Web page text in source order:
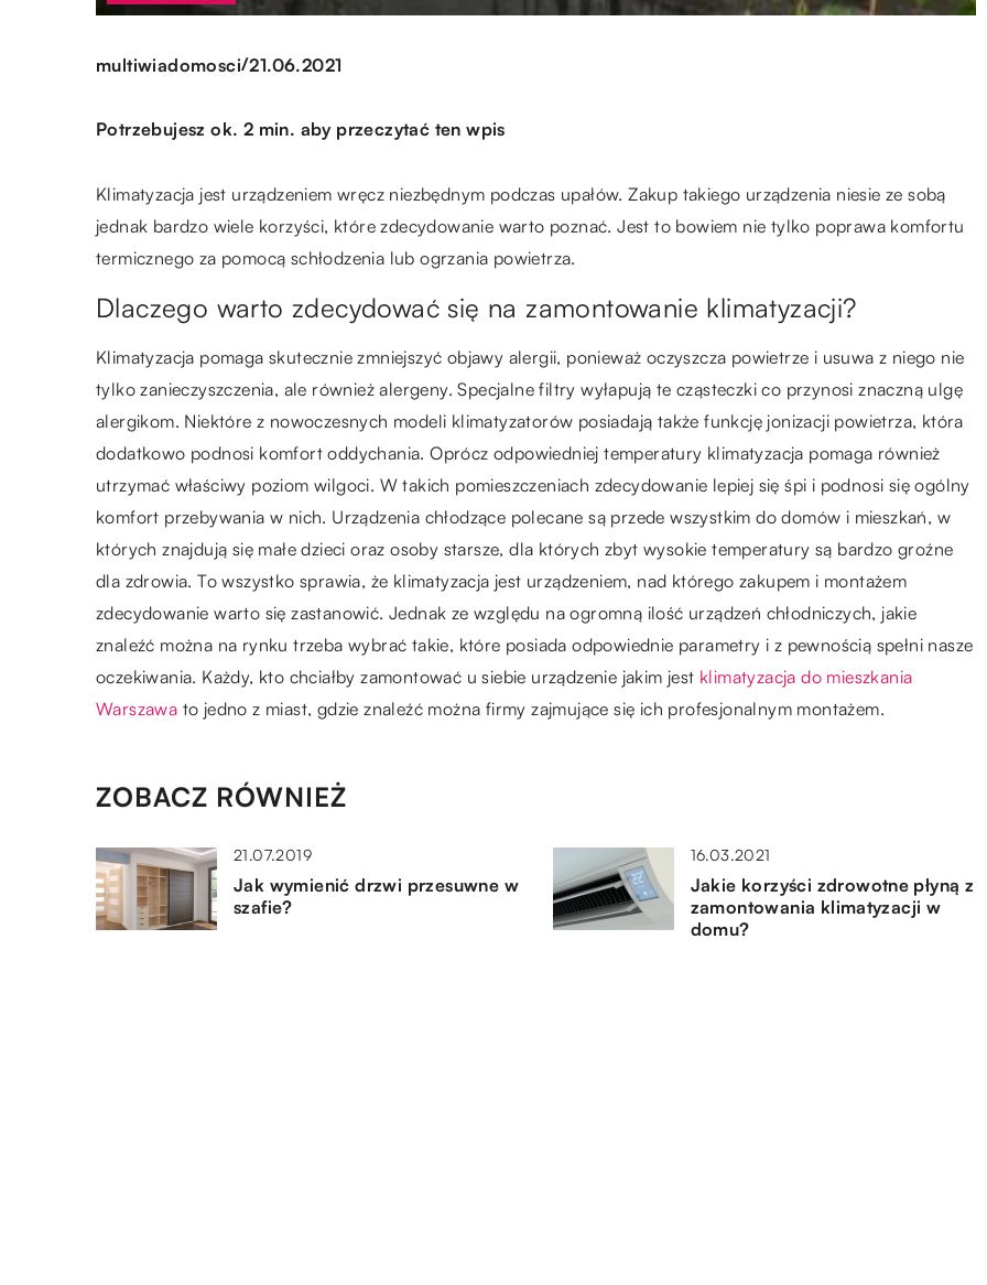
multiwiadomosci/21.06.2021
Potrzebujesz ok. 2 min. aby przeczytać ten wpis
Klimatyzacja jest urządzeniem wręcz niezbędnym podczas upałów. Zakup takiego urządzenia niesie ze sobą
jednak bardzo wiele korzyści, które zdecydowanie warto poznać. Jest to bowiem nie tylko poprawa komfortu
termicznego za pomocą schłodzenia lub ogrzania powietrza.
Dlaczego warto zdecydować się na zamontowanie klimatyzacji?
Klimatyzacja pomaga skutecznie zmniejszyć objawy alergii, ponieważ oczyszcza powietrze i usuwa z niego nie
tylko zanieczyszczenia, ale również alergeny. Specjalne filtry wyłapują te cząsteczki co przynosi znaczną ulgę
alergikom. Niektóre z nowoczesnych modeli klimatyzatorów posiadają także funkcję jonizacji powietrza, która
dodatkowo podnosi komfort oddychania. Oprócz odpowiedniej temperatury klimatyzacja pomaga również
utrzymać właściwy poziom wilgoci. W takich pomieszczeniach zdecydowanie lepiej się śpi i podnosi się ogólny
komfort przebywania w nich. Urządzenia chłodzące polecane są przede wszystkim do domów i mieszkań, w
których znajdują się małe dzieci oraz osoby starsze, dla których zbyt wysokie temperatury są bardzo groźne
dla zdrowia. To wszystko sprawia, że klimatyzacja jest urządzeniem, nad którego zakupem i montażem
zdecydowanie warto się zastanowić. Jednak ze względu na ogromną ilość urządzeń chłodniczych, jakie
znaleźć można na rynku trzeba wybrać takie, które posiada odpowiednie parametry i z pewnością spełni nasze
oczekiwania. Każdy, kto chciałby zamontować u siebie urządzenie jakim jest klimatyzacja do mieszkania
Warszawa to jedno z miast, gdzie znaleźć można firmy zajmujące się ich profesjonalnym montażem.
ZOBACZ RÓWNIEŻ
21.07.2019
Jak wymienić drzwi przesuwne w
szafie?
16.03.2021
Jakie korzyści zdrowotne płyną z
zamontowania klimatyzacji w
domu?